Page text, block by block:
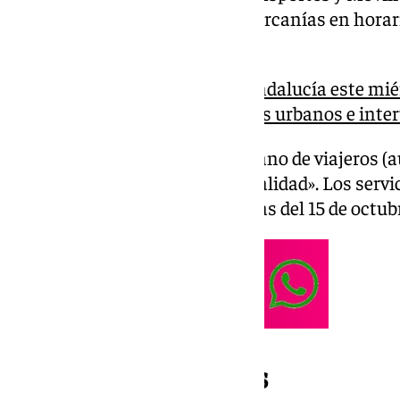
75% de Servicios Mínimos en Cercanías en
Huelga de transporte en Andalucía este
serán los servicios mínimos urbanos e
En lo relativo al transporte urbano de viajeros
con respecto a un día «de normalidad». Los
desde las 00.00 a las 24.00 horas del 15 de
Así estarán los trenes